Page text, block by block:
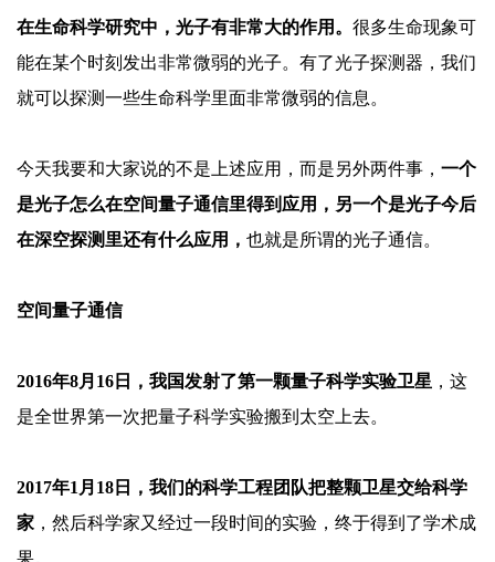
在生命科学研究中，光子有非常大的作用。 很多生命现象可
能在某个时刻发出非常微弱的光子。有了光子探测器，我们
就可以探测一些生命科学里面非常微弱的信息。
今天我要和大家说的不是上述应用，而是另外两件事， 一个
是光子怎么在空间量子通信里得到应用，另一个是光子今后
在深空探测里还有什么应用， 也就是所谓的光子通信。
空间量子通信
2016年8月16日，我国发射了第一颗量子科学实验卫星 ，这
是全世界第一次把量子科学实验搬到太空上去。
2017年1月18日，我们的科学工程团队把整颗卫星交给科学
家 ，然后科学家又经过一段时间的实验，终于得到了学术成
果。